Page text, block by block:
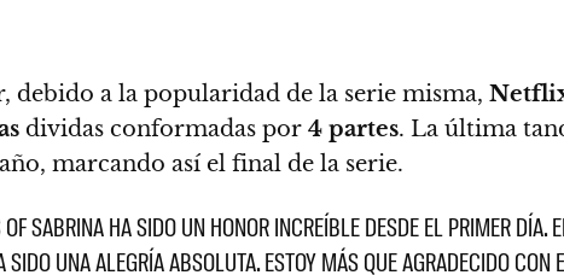
debido a la popularidad de la serie misma,
dividas conformadas por 4 partes. La última
marcando así el final de la serie.
SABRINA HA SIDO UN HONOR INCREÍBLE DESDE EL PRIMER
SIDO UNA ALEGRÍA ABSOLUTA. ESTOY MÁS QUE AGRADECIDO